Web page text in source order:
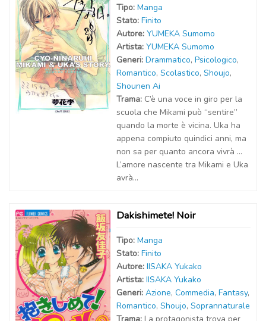
Tipo: Manga
Stato: Finito
Autore: YUMEKA Sumomo
Artista: YUMEKA Sumomo
Generi: Drammatico, Psicologico,
Romantico, Scolastico, Shoujo,
Shounen Ai
Trama: C’è una voce in giro per la
scuola che Mikami può “sentire”
quando la morte è vicina. Uka ha
appena compiuto quindici anni, ma
non sa per quanto ancora vivrà …
L’amore nascente tra Mikami e Uka
avrà...
Dakishimete! Noir
Tipo: Manga
Stato: Finito
Autore: IISAKA Yukako
Artista: IISAKA Yukako
Generi: Azione, Commedia, Fantasy,
Romantico, Shoujo, Soprannaturale